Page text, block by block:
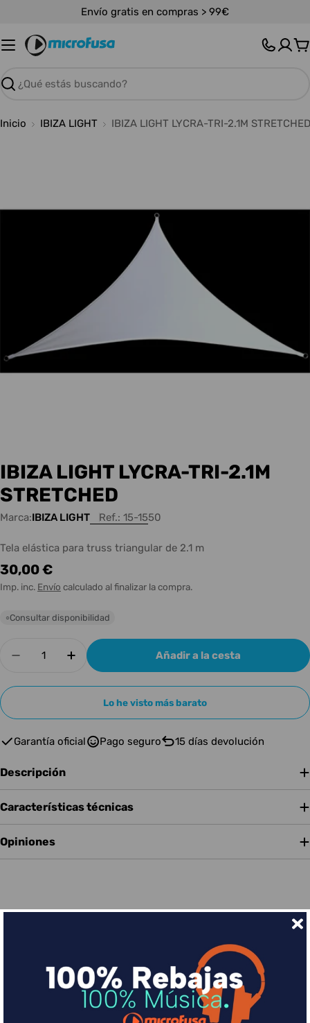
contenido
Envío gratis en compras > 99€
Buscar
Inicio IBIZA LIGHT IBIZA LIGHT LYCRA-TRI-2.1M STRETCHED
medios 0 en modal
IBIZA LIGHT LYCRA-TRI-2.1M
STRETCHED
Marca:IBIZA LIGHT Ref.: 15-1550
Tela elástica para truss triangular de 2.1 m
Precio
habitual
30,00 €
Imp. inc. Envío calculado al finalizar la compra.
○Consultar disponibilidad
Disminuir cantidad para IBIZA LIGHT LYCRA-
Aumentar cantidad para IBIZA LIGHT
Añadir a la cesta
Lo he visto más barato
Garantía oficial Pago seguro 15 días devolución
Descripción
Características técnicas
Opiniones
Financia tus compras con Sequra
Divide en 3 sin coste o hasta en 18 meses por una
pequeña cuota al mes con Sequra